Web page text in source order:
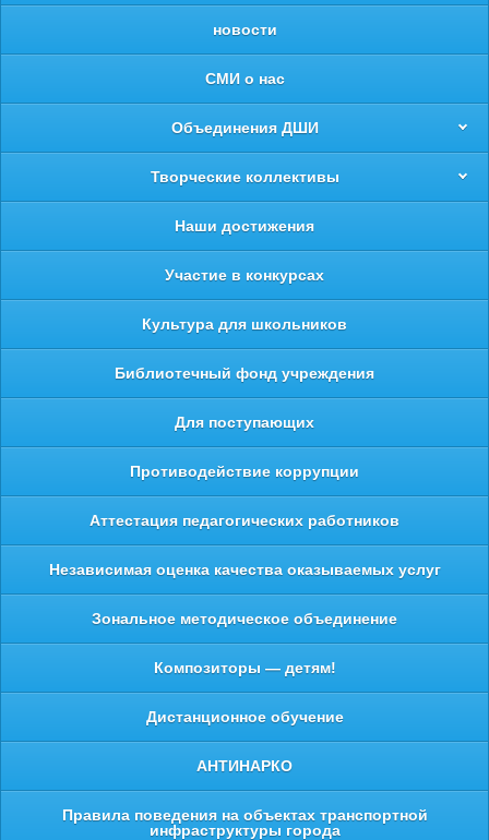
новости
СМИ о нас
Объединения ДШИ
Творческие коллективы
Наши достижения
Участие в конкурсах
Культура для школьников
Библиотечный фонд учреждения
Для поступающих
Противодействие коррупции
Аттестация педагогических работников
Независимая оценка качества оказываемых услуг
Зональное методическое объединение
Композиторы — детям!
Дистанционное обучение
АНТИНАРКО
Правила поведения на объектах транспортной
инфраструктуры города